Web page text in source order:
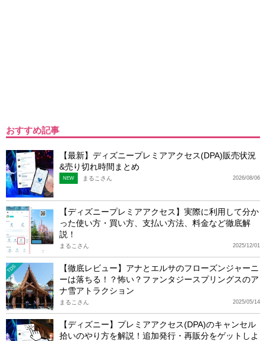
おすすめ記事
【最新】ディズニープレミアアクセス(DPA)販売状況
&売り切れ時間まとめ
2026/08/06
NEW まるこさん
【ディズニープレミアアクセス】実際に利用して分か
った使い方・買い方、支払い方法、料金など徹底解
説！
2025/12/01
まるこさん
TDS
【徹底レビュー】アナとエルサのフローズンジャーニ
ーは落ちる！？怖い？ファンタジースプリングスのア
ナ雪アトラクション
2025/05/14
まるこさん
【ディズニー】プレミアアクセス(DPA)のキャンセル
拾いのやり方を解説！追加発行・再販分をゲットしよ